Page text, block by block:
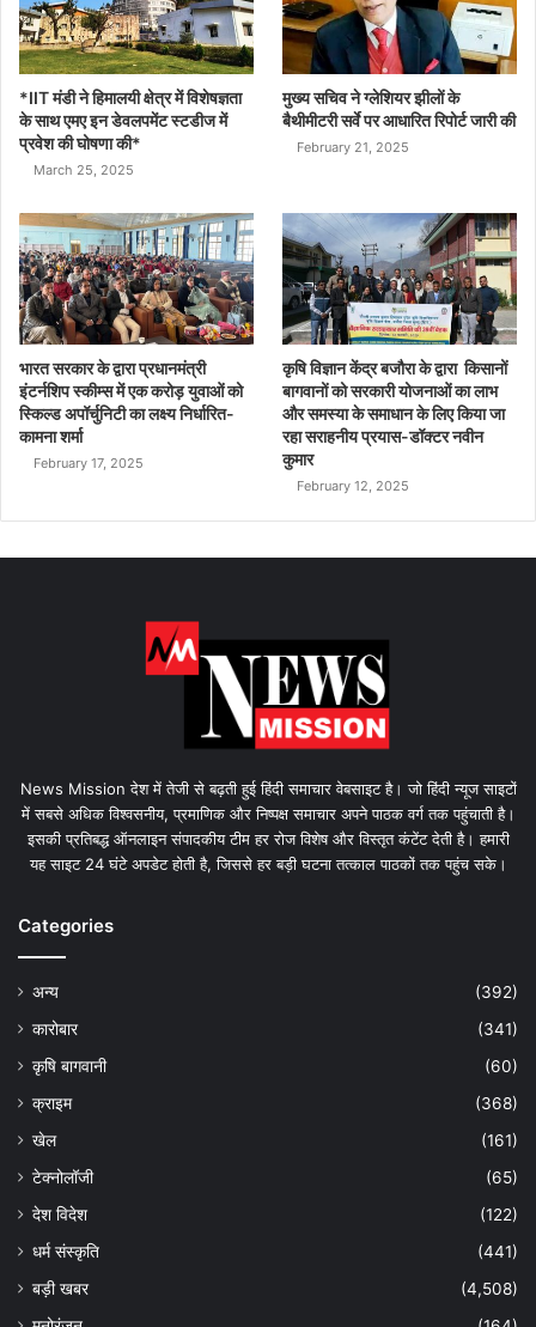
*IIT मंडी ने हिमालयी क्षेत्र में विशेषज्ञता
के साथ एमए इन डेवलपमेंट स्टडीज में
प्रवेश की घोषणा की*
March 25, 2025
मुख्य सचिव ने ग्लेशियर झीलों के
बैथीमीटरी सर्वे पर आधारित रिपोर्ट जारी की
February 21, 2025
भारत सरकार के द्वारा प्रधानमंत्री
इंटर्नशिप स्कीम्स में एक करोड़ युवाओं को
स्किल्ड अपॉर्चुनिटी का लक्ष्य निर्धारित-
कामना शर्मा
February 17, 2025
कृषि विज्ञान केंद्र बजौरा के द्वारा किसानों
बागवानों को सरकारी योजनाओं का लाभ
और समस्या के समाधान के लिए किया जा
रहा सराहनीय प्रयास-डॉक्टर नवीन
कुमार
February 12, 2025
News Mission देश में तेजी से बढ़ती हुई हिंदी समाचार वेबसाइट है। जो हिंदी न्यूज साइटों
में सबसे अधिक विश्वसनीय, प्रमाणिक और निष्पक्ष समाचार अपने पाठक वर्ग तक पहुंचाती है।
इसकी प्रतिबद्ध ऑनलाइन संपादकीय टीम हर रोज विशेष और विस्तृत कंटेंट देती है। हमारी
यह साइट 24 घंटे अपडेट होती है, जिससे हर बड़ी घटना तत्काल पाठकों तक पहुंच सके।
Categories
अन्य
(392)
कारोबार
(341)
कृषि बागवानी
(60)
क्राइम
(368)
खेल
(161)
टेक्नोलॉजी
(65)
देश विदेश
(122)
धर्म संस्कृति
(441)
बड़ी खबर
(4,508)